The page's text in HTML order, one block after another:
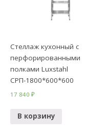
Стеллаж кухонный с
перфорированными
полками Luxstahl
СРП-1800*600*600
17 840₽
В корзину